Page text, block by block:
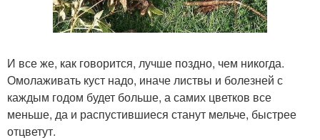
И все же, как говорится, лучше поздно, чем никогда.
Омолаживать куст надо, иначе листвы и болезней с
каждым годом будет больше, а самих цветков все
меньше, да и распустившиеся станут мельче, быстрее
отцветут.